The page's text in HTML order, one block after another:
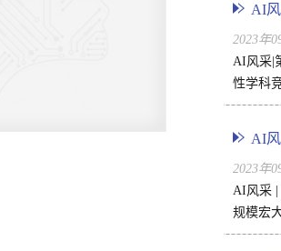
AI
2023年
AI风采|
性学科
AI
2023年
AI风采 |
规模宏